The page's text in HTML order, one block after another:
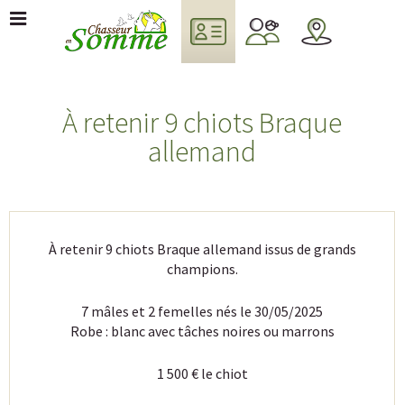
À retenir 9 chiots Braque
allemand
À retenir 9 chiots Braque allemand issus de grands
champions.
7 mâles et 2 femelles nés le 30/05/2025
Robe : blanc avec tâches noires ou marrons
1 500 € le chiot